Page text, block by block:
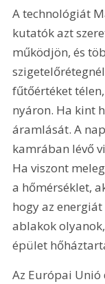
A technológiát
kutatók azt
működjön, és
fűtőértéket
nyáron. Ha kint
áramlását. A
kamrában lévő
Ha viszont
a hőmérséklet,
hogy az energiát
ablakok
épület
Az Európai